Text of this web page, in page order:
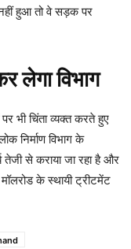
हुआ तो वे सड़क पर
लेगा विभाग
पर भी चिंता व्यक्त करते हुए
निर्माण विभाग के
तेजी से कराया जा रहा है और
के स्थायी ट्रीटमेंट